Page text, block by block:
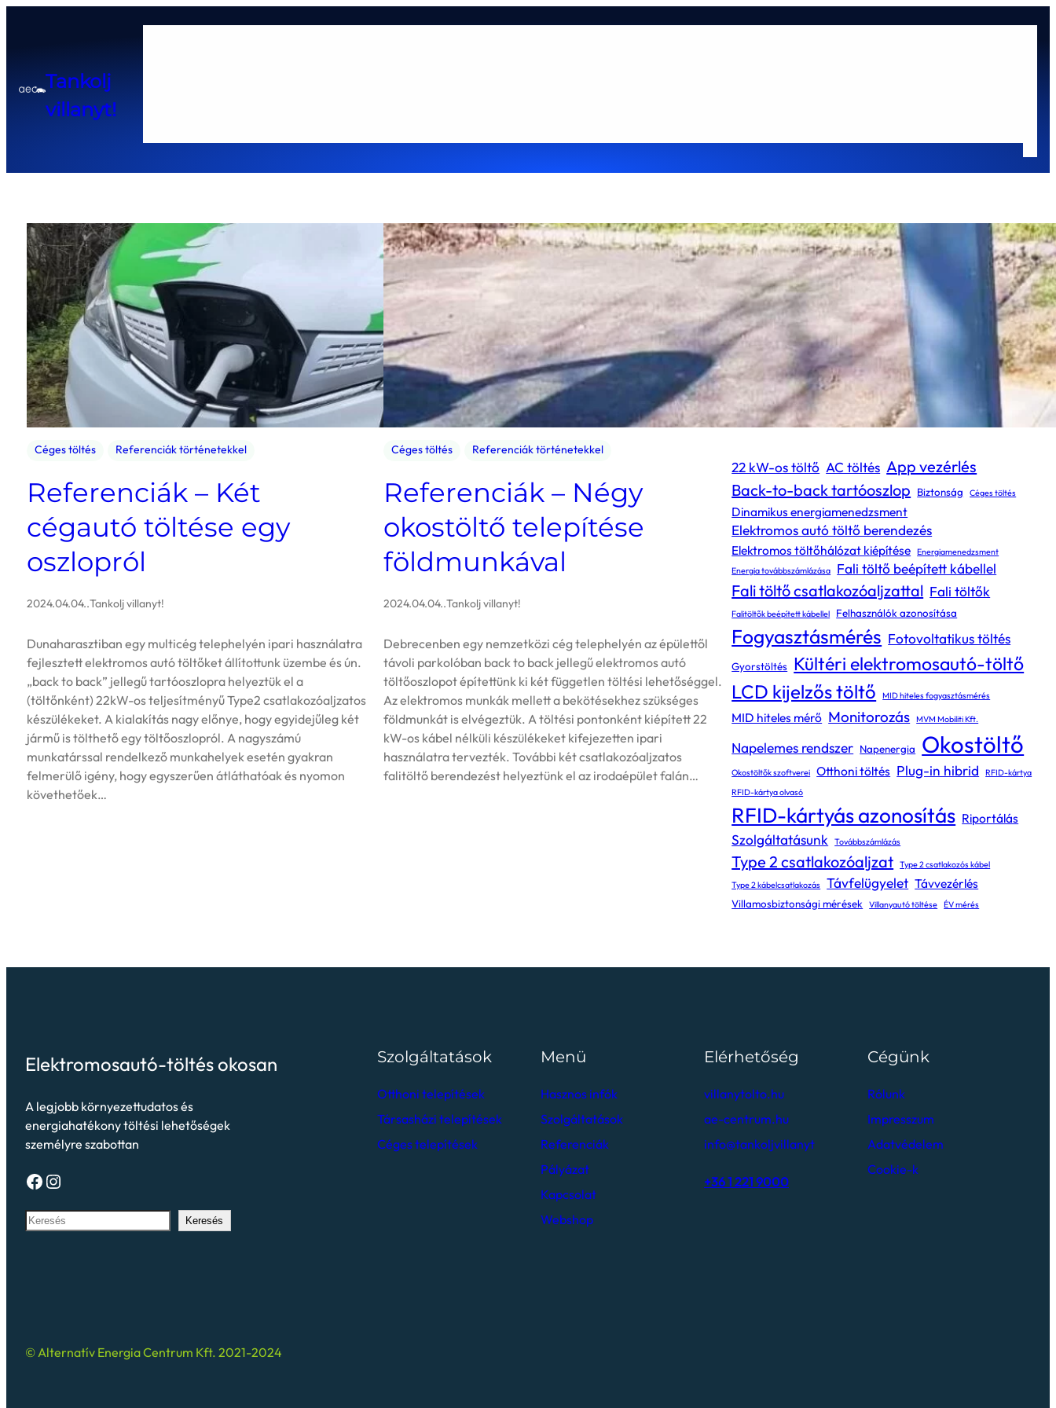
Tankolj
villanyt!
Céges töltés Referenciák történetekkel
Referenciák – Két
cégautó töltése egy
oszlopról
2024.04.04..Tankolj villanyt!
Dunaharasztiban egy multicég telephelyén ipari használatra
fejlesztett elektromos autó töltőket állítottunk üzembe és ún.
„back to back” jellegű tartóoszlopra helyeztük el a
(töltőnként) 22kW-os teljesítményű Type2 csatlakozóaljzatos
készülékeket. A kialakítás nagy előnye, hogy egyidejűleg két
jármű is tölthető egy töltőoszlopról. A nagyszámú
munkatárssal rendelkező munkahelyek esetén gyakran
felmerülő igény, hogy egyszerűen átláthatóak és nyomon
követhetőek…
Céges töltés Referenciák történetekkel
Referenciák – Négy
okostöltő telepítése
földmunkával
2024.04.04..Tankolj villanyt!
Debrecenben egy nemzetközi cég telephelyén az épülettől
távoli parkolóban back to back jellegű elektromos autó
töltőoszlopot építettünk ki két független töltési lehetőséggel.
Az elektromos munkák mellett a bekötésekhez szükséges
földmunkát is elvégeztük. A töltési pontonként kiépített 22
kW-os kábel nélküli készülékeket kifejezetten ipari
használatra tervezték. További két csatlakozóaljzatos
falitöltő berendezést helyeztünk el az irodaépület falán…
Oldalsáv
Keresés
Címkék
22 kW-os töltő AC töltés App vezérlés
Back-to-back tartóoszlop
Biztonság Céges töltés
Dinamikus energiamenedzsment
Elektromos autó töltő berendezés
Elektromos töltőhálózat kiépítése Energiamenedzsment
Energia továbbszámlázása
Fali töltő beépített kábellel
Fali töltő csatlakozóaljzattal Fali töltők
Falitöltők beépített kábellel Felhasználók azonosítása
Fogyasztásmérés Fotovoltatikus töltés
Gyorstöltés Kültéri elektromosautó-töltő
LCD kijelzős töltő MID hiteles fogyasztásmérés
MID hiteles mérő Monitorozás MVM Mobiliti Kft.
Napelemes rendszer Napenergia Okostöltő
Okostöltők szoftverei Otthoni töltés Plug-in hibrid
RFID-kártya
RFID-kártya olvasó
RFID-kártyás azonosítás Riportálás
Szolgáltatásunk Továbbszámlázás
Type 2 csatlakozóaljzat Type 2 csatlakozós kábel
Type 2 kábelcsatlakozás Távfelügyelet Távvezérlés
Villamosbiztonsági mérések Villanyautó töltése ÉV mérés
Elektromosautó-töltés okosan
A legjobb környezettudatos és
energiahatékony töltési lehetőségek
személyre szabottan
Keresés
Szolgáltatások
Otthoni telepítések
Társasházi telepítések
Céges telepítések
Menü
Hasznos infók
Szolgáltatások
Referenciák
Pályázat
Kapcsolat
Webshop
Elérhetőség
villanytolto.hu
ae-centrum.hu
info@tankoljvillanyt
+36 1 221 9000
Cégünk
Rólunk
Impresszum
Adatvédelem
Cookie-k
© Alternatív Energia Centrum Kft. 2021-2024